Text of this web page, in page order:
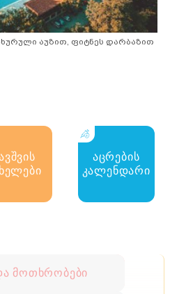
აუზით, ფიტნეს დარბაზით
აცრების
კალენდარი
მოთხრობები